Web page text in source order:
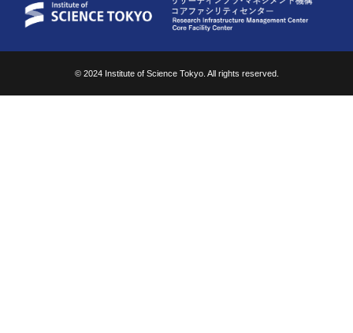
© 2024 Institute of Science Tokyo. All rights reserved.